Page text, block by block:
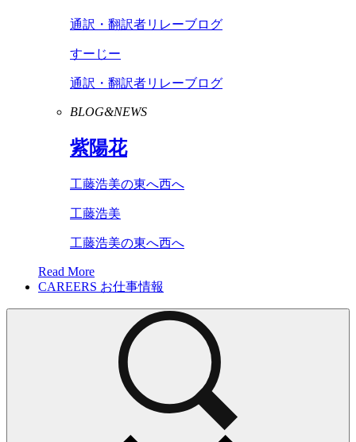
通訳・翻訳者リレーブログ
すーじー
通訳・翻訳者リレーブログ
BLOG&NEWS
紫陽花
工藤浩美の東へ西へ
工藤浩美
工藤浩美の東へ西へ
Read More
CAREERS お仕事情報